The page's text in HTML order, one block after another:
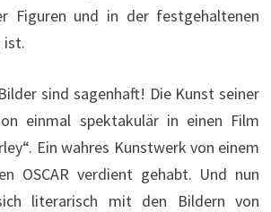
Figuren und in der festgehaltenen
ist.
sind sagenhaft! Die Kunst seiner
einmal spektakulär in einen Film
Ein wahres Kunstwerk von einem
OSCAR verdient gehabt. Und nun
literarisch mit den Bildern von